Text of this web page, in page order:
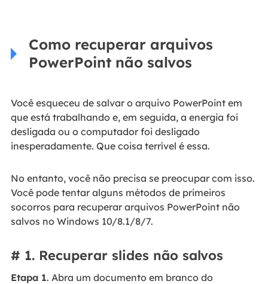
Como recuperar arquivos
PowerPoint não salvos
Você esqueceu de salvar o arquivo PowerPoint em
que está trabalhando e, em seguida, a energia foi
desligada ou o computador foi desligado
inesperadamente. Que coisa terrível é essa.
No entanto, você não precisa se preocupar com isso.
Você pode tentar alguns métodos de primeiros
socorros para recuperar arquivos PowerPoint não
salvos no Windows 10/8.1/8/7.
# 1. Recuperar slides não salvos
Etapa 1. Abra um documento em branco do